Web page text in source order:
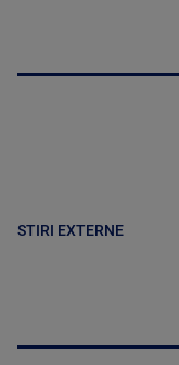
STIRI EXTERNE